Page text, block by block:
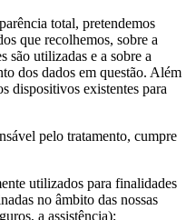
total, pretendemos
que recolhemos, sobre a
são utilizadas e a sobre a
dos dados em questão. Além
dispositivos existentes para
pelo tratamento, cumpre
utilizados para finalidades
no âmbito das nossas
a assistência);